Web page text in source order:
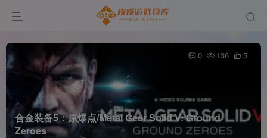
合金装备5：原爆点/Metal Gear Solid V: Ground
Zeroes
0 136 5